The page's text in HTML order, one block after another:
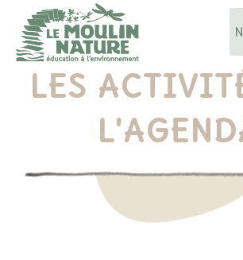
contenu
LES